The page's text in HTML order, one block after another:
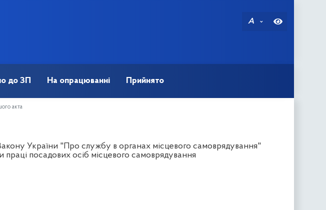
A
до ЗП На опрацюванні Прийнято
акта
України "Про службу в органах місцевого самоврядування"
посадових осіб місцевого самоврядування